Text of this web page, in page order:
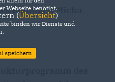
Löffingen Micha
Webseite benötigt.
(Übersicht)
binden wir Dienste und
speichern